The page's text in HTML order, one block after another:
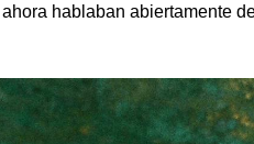
hablaban abiertamente